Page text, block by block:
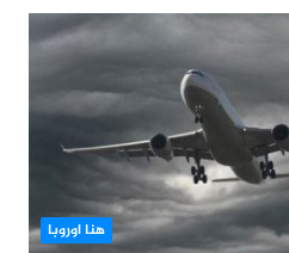
هنا اوروبا